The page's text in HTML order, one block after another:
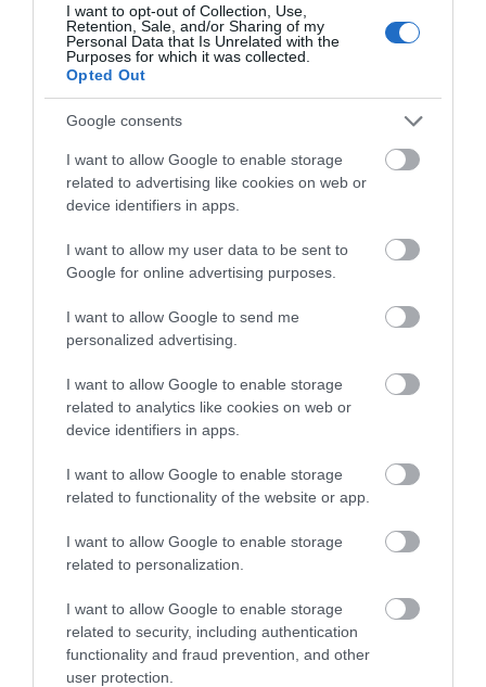
I want to opt-out of Collection, Use,
Retention, Sale, and/or Sharing of my
Personal Data that Is Unrelated with the
Purposes for which it was collected.
Opted Out
Google consents
I want to allow Google to enable storage
related to advertising like cookies on web or
device identifiers in apps.
I want to allow my user data to be sent to
Google for online advertising purposes.
I want to allow Google to send me
personalized advertising.
I want to allow Google to enable storage
related to analytics like cookies on web or
device identifiers in apps.
I want to allow Google to enable storage
related to functionality of the website or app.
I want to allow Google to enable storage
related to personalization.
I want to allow Google to enable storage
related to security, including authentication
functionality and fraud prevention, and other
user protection.
Συρροή πιστών σε αυτό το
Μοναστήρι της Εύβοιας!
αυτοκινήτου με
φορτηγό